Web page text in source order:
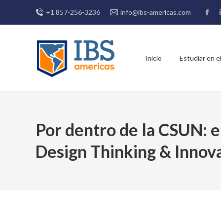
+1 857-256-3236 info@ibs-americas.com
in
Início Estudiar en
Por dentro de la CSUN:
Design Thinking &